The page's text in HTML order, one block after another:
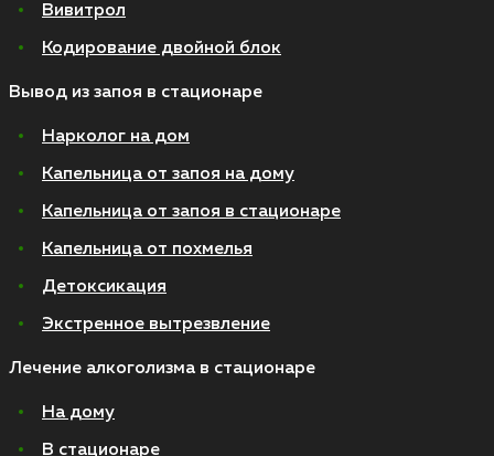
Вивитрол
Кодирование двойной блок
Вывод из запоя в стационаре
Нарколог на дом
Капельница от запоя на дому
Капельница от запоя в стационаре
Капельница от похмелья
Детоксикация
Экстренное вытрезвление
Лечение алкоголизма в стационаре
На дому
В стационаре